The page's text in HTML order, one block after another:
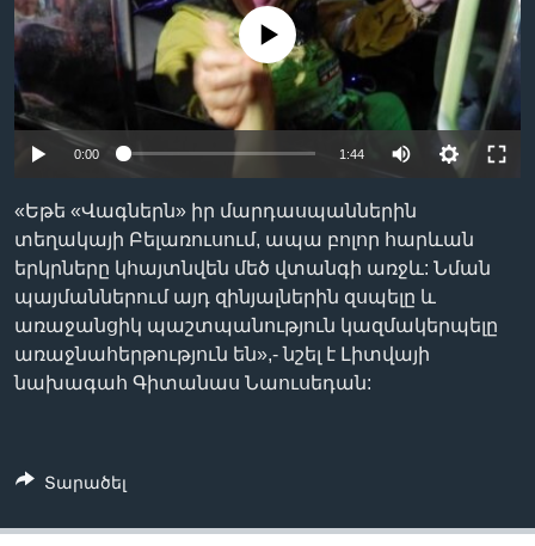
Լեզուներ
No media source currently available
0:00 1:44
«Եթե «Վագներն» իր մարդասպաններին
տեղակայի Բելառուսում, ապա բոլոր հարևան
երկրները կհայտնվեն մեծ վտանգի առջև: Նման
պայմաններում այդ զինյալներին զսպելը և
առաջանցիկ պաշտպանություն կազմակերպելը
առաջնահերթություն են»,- նշել է Լիտվայի
նախագահ Գիտանաս Նաուսեդան:
Տարածել